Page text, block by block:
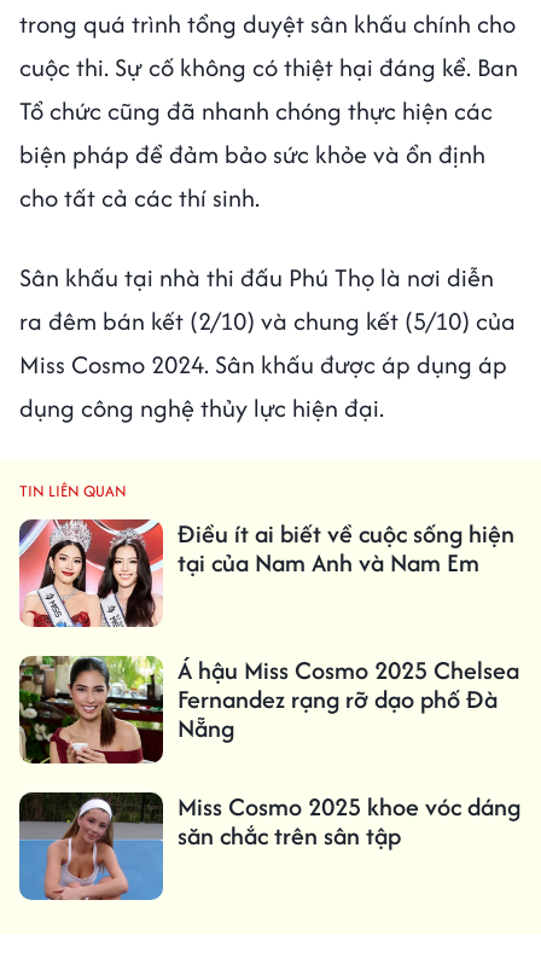
trong quá trình tổng duyệt sân khấu chính cho
cuộc thi. Sự cố không có thiệt hại đáng kể. Ban
Tổ chức cũng đã nhanh chóng thực hiện các
biện pháp để đảm bảo sức khỏe và ổn định
cho tất cả các thí sinh.
Sân khấu tại nhà thi đấu Phú Thọ là nơi diễn
ra đêm bán kết (2/10) và chung kết (5/10) của
Miss Cosmo 2024. Sân khấu được áp dụng áp
dụng công nghệ thủy lực hiện đại.
TIN LIÊN QUAN
Điều ít ai biết về cuộc sống hiện
tại của Nam Anh và Nam Em
Á hậu Miss Cosmo 2025 Chelsea
Fernandez rạng rỡ dạo phố Đà
Nẵng
Miss Cosmo 2025 khoe vóc dáng
săn chắc trên sân tập